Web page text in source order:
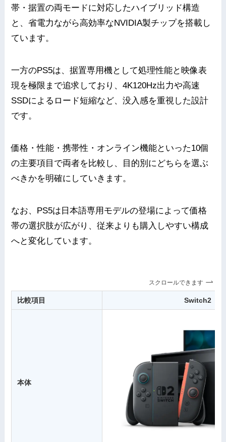
帯・据置の両モードに対応したハイブリッド構造
と、省電力ながら高効率なNVIDIA製チップを搭載し
ています。
一方のPS5は、据置専用機として処理性能と映像表
現を極限まで追求しており、4K120Hz出力や高速
SSDによるロード短縮など、没入感を重視した設計
です。
価格・性能・携帯性・オンライン機能といった10個
の主要項目で両者を比較し、目的別にどちらを選ぶ
べきかを明確にしていきます。
なお、PS5は日本語専用モデルの登場によって価格
帯の選択肢が広がり、従来よりも購入しやすい構成
へと変化しています。
スクロールできます
比較項目 Switch2
本体